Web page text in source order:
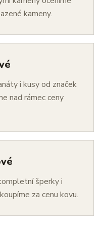
kameny.
i kusy od značek
nad rámec ceny
šperky i
za cenu kovu.